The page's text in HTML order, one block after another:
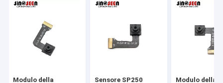
Modulo della Sensore SP250 Modulo della